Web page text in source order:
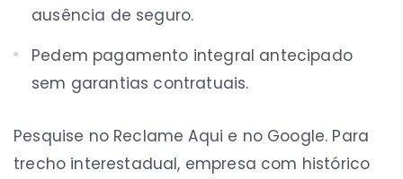
ausência de seguro.
Pedem pagamento integral antecipado
sem garantias contratuais.
Pesquise no Reclame Aqui e no Google. Para
trecho interestadual, empresa com histórico